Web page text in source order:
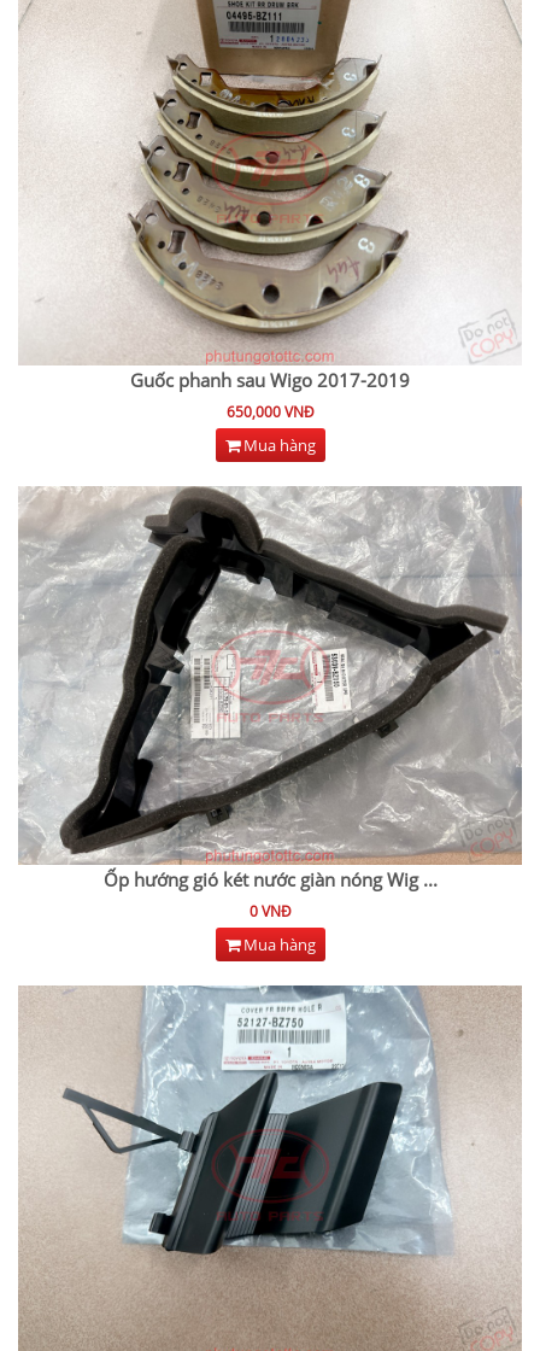
Guốc phanh sau Wigo 2017-2019
650,000 VNĐ
Mua hàng
Ốp hướng gió két nước giàn nóng Wig...
0 VNĐ
Mua hàng